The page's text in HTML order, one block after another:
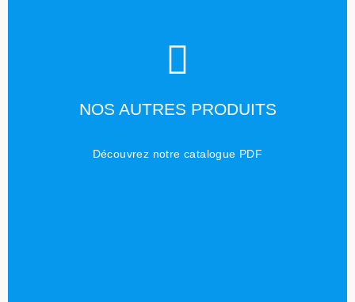
NOS AUTRES PRODUITS
Découvrez notre catalogue PDF
TÉLÉCHARGER